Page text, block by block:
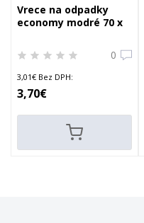
Vrece na odpadky
economy modré 70 x
0
3,01€ Bez DPH:
3,70€